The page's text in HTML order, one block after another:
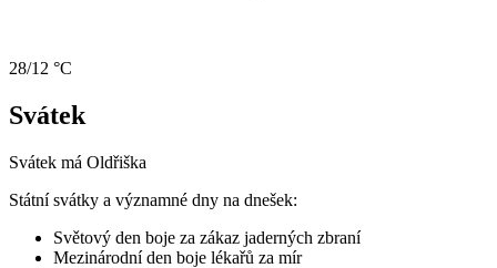
28/12 °C
Svátek
Svátek má Oldřiška
Státní svátky a významné dny na dnešek:
Světový den boje za zákaz jaderných zbraní
Mezinárodní den boje lékařů za mír